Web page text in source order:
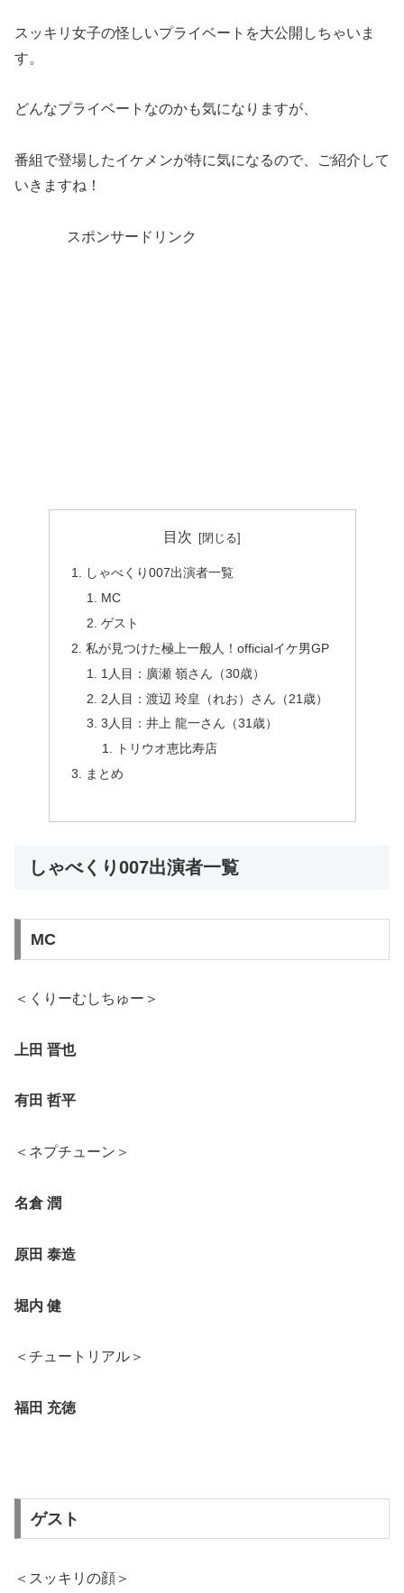
スッキリ女子の怪しいプライベートを大公開しちゃいま
す。
どんなプライベートなのかも気になりますが、
番組で登場したイケメンが特に気になるので、ご紹介して
いきますね！
スポンサードリンク
目次
しゃべくり007出演者一覧
MC
ゲスト
私が見つけた極上一般人！officialイケ男GP
1人目：廣瀬 嶺さん（30歳）
2人目：渡辺 玲皇（れお）さん（21歳）
3人目：井上 龍一さん（31歳）
トリウオ恵比寿店
まとめ
しゃべくり007出演者一覧
MC
＜くりーむしちゅー＞
上田 晋也
有田 哲平
＜ネプチューン＞
名倉 潤
原田 泰造
堀内 健
＜チュートリアル＞
福田 充徳
ゲスト
＜スッキリの顔＞